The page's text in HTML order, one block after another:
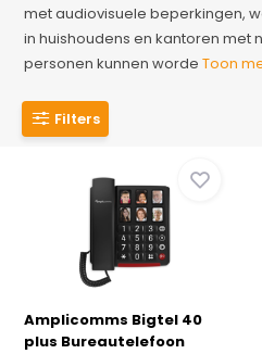
met audiovisuele beperkingen,
in huishoudens en kantoren met
personen kunnen wordeToon
Filters
Amplicomms Bigtel 40
plus Bureautelefoon